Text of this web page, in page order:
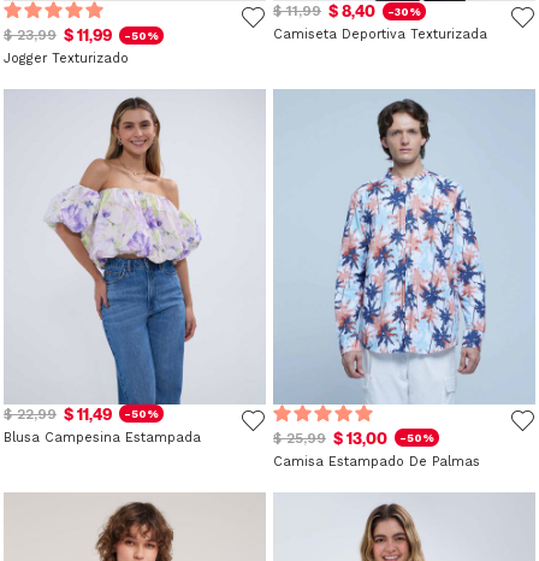
$ 23,99 $ 11,99 -50%
Jogger Texturizado
$ 11,99 $ 8,40 -30%
Camiseta Deportiva Texturizada
$ 22,99 $ 11,49 -50%
Blusa Campesina Estampada $ 25,99 $ 13,00 -50%
Camisa Estampado De Palmas